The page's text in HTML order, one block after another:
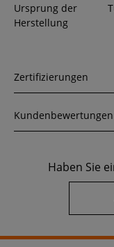
Ursprung der
Herstellung
Zertifizierungen
Kundenbewertungen
Haben Sie